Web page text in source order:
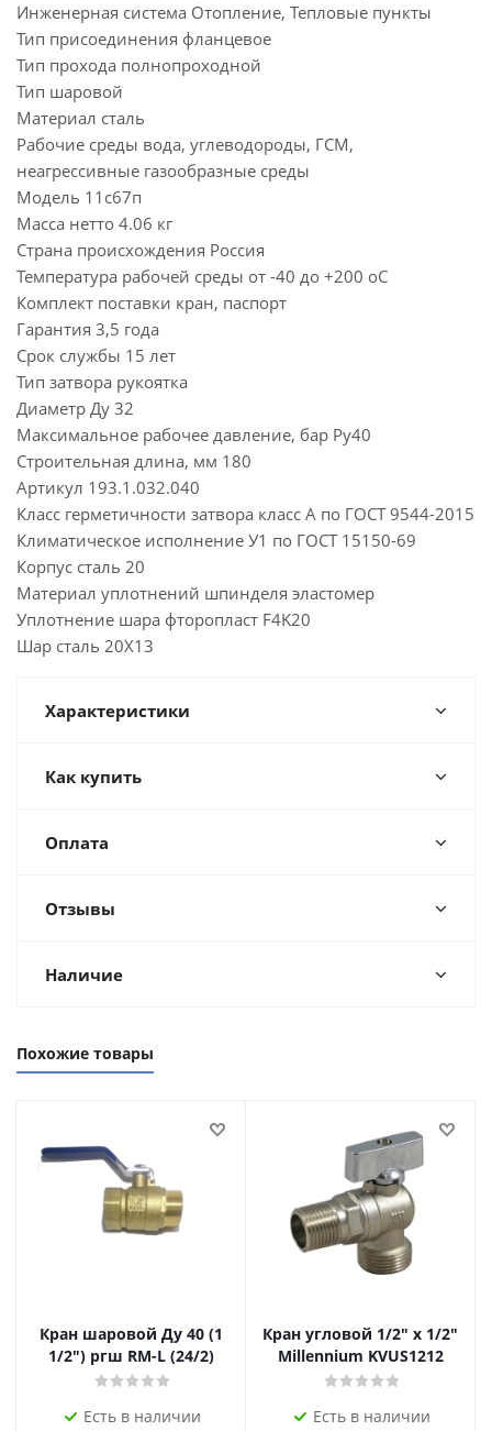
Инженерная система Отопление, Тепловые пункты
Тип присоединения фланцевое
Тип прохода полнопроходной
Тип шаровой
Материал сталь
Рабочие среды вода, углеводороды, ГСМ,
неагрессивные газообразные среды
Модель 11с67п
Масса нетто 4.06 кг
Страна происхождения Россия
Температура рабочей среды от -40 до +200 oC
Комплект поставки кран, паспорт
Гарантия 3,5 года
Срок службы 15 лет
Тип затвора рукоятка
Диаметр Ду 32
Максимальное рабочее давление, бар Ру40
Строительная длина, мм 180
Артикул 193.1.032.040
Класс герметичности затвора класс А по ГОСТ 9544-2015
Климатическое исполнение У1 по ГОСТ 15150-69
Корпус сталь 20
Материал уплотнений шпинделя эластомер
Уплотнение шара фторопласт F4K20
Шар сталь 20Х13
Характеристики
Как купить
Оплата
Отзывы
Наличие
Похожие товары
Кран шаровой Ду 40 (1
1/2") ргш RM-L (24/2)
Есть в наличии
Кран угловой 1/2" х 1/2"
Millennium KVUS1212
Есть в наличии